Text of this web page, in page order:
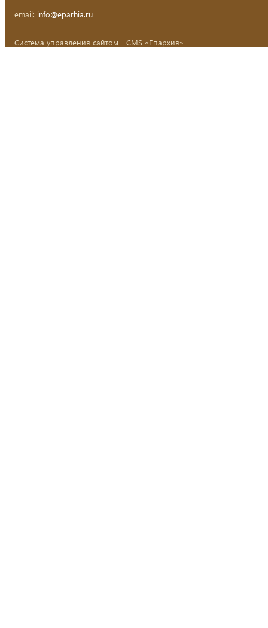
email: info@eparhia.ru
Система управления сайтом - CMS «Епархия»